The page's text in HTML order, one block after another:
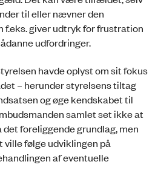
til eller nævner den
f.eks. giver udtryk for frustration
udfordringer.
havde oplyst om sit fokus
– herunder styrelsens tiltag
og øge kendskabet til
samlet set ikke at
foreliggende grundlag, men
følge udviklingen på
af eventuelle